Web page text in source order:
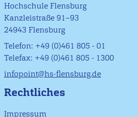
Hochschule Flensburg
Kanzleistraße 91–93
24943 Flensburg
Telefon: +49 (0)461 805 - 01
Telefax: +49 (0)461 805 - 1300
infopoint@hs-flensburg.de
Rechtliches
Impressum